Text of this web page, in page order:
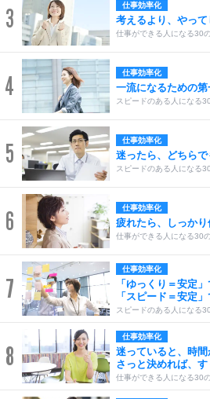
3 仕事効率化
考えるより、やって
仕事ができる人になる30
4 仕事効率化
一流になるための第
スピードのある人になる
5 仕事効率化
迷ったら、どちらで
スピードのある人になる
6 仕事効率化
疲れたら、しっかり
仕事ができる人になる30
7
仕事効率化
「ゆっくり＝安定」
「スピード＝安定」
スピードのある人になる
8
仕事効率化
迷っていると、時間
さっと決めれば、す
仕事ができる人になる30